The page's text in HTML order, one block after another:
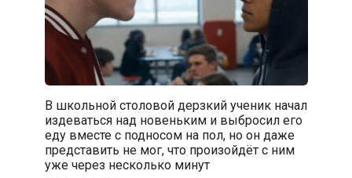
В школьной столовой дерзкий ученик начал
издеваться над новеньким и выбросил его
еду вместе с подносом на пол, но он даже
представить не мог, что произойдёт с ним
уже через несколько минут